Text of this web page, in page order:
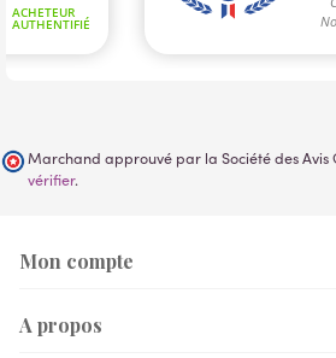
Marchand approuvé par la Société des Avis
vérifier.
Mon compte
A propos